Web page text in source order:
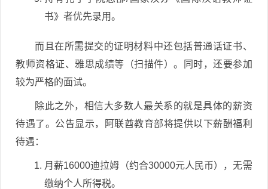
书》者优先录用。
而且在所需提交的证明材料中还包括普通话证书、
教师资格证、雅思成绩等（扫描件）。同时，还要参加
较为严格的面试。
除此之外，相信大多数人最关系的就是具体的薪资
待遇了。公告显示，阿联酋教育部将提供以下薪酬福利
待遇：
月薪16000迪拉姆（约合30000元人民币），无需
缴纳个人所得税。